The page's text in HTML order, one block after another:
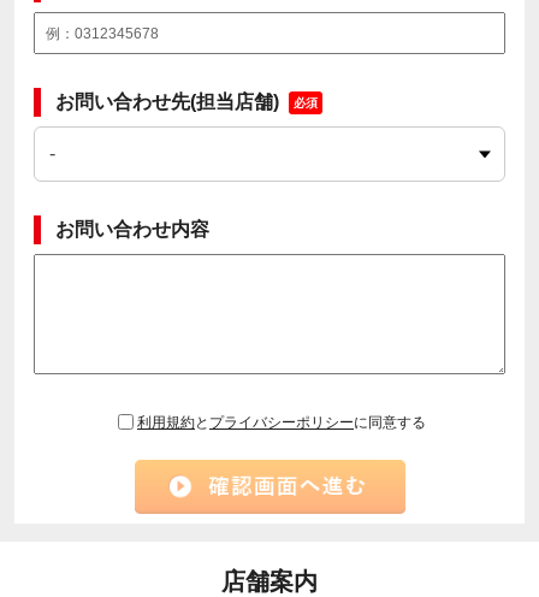
お問い合わせ先(担当店舗) 必須
お問い合わせ内容
利用規約と プライバシーポリシーに同意する
店舗案内